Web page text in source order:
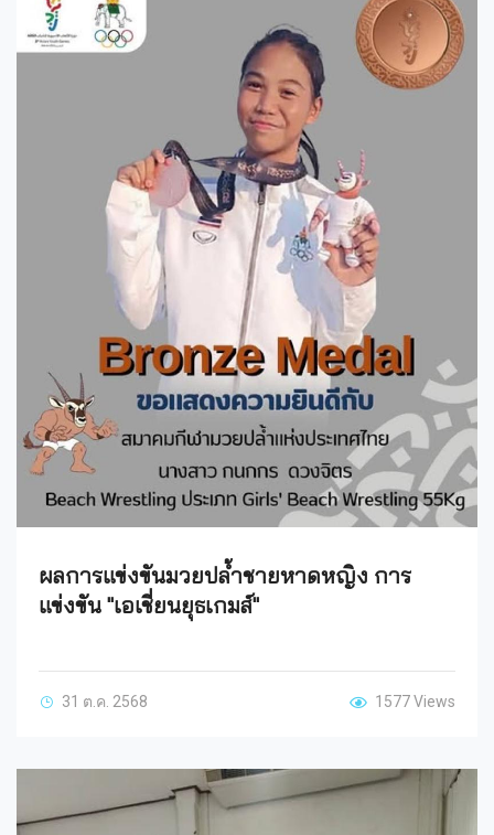
ผลการแข่งขันมวยปล้ำชายหาดหญิง การ
แข่งขัน "เอเชี่ยนยุธเกมส์"
31 ต.ค. 2568 1577 Views